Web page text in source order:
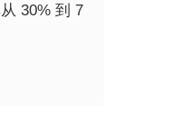
30% 到 7